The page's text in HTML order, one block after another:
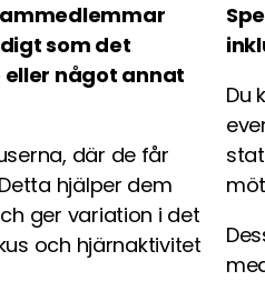
som det
något annat
där de får
hjälper dem
ger variation i det
och hjärnaktivitet
Du